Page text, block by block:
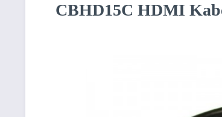
CBHD15C HDMI